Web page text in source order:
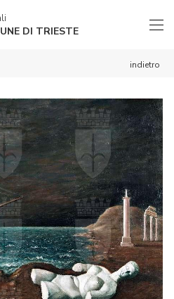
DI TRIESTE
indietro